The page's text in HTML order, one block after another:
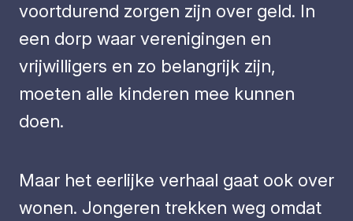
voortdurend zorgen zijn over geld. In
een dorp waar verenigingen en
vrijwilligers en zo belangrijk zijn,
moeten alle kinderen mee kunnen
doen.
Maar het eerlijke verhaal gaat ook over
wonen. Jongeren trekken weg omdat